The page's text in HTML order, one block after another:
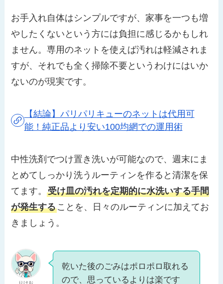
お手入れ自体はシンプルですが、家事を一つも増
やしたくないという方には負担に感じるかもしれ
ません。専用のネットを使えば汚れは軽減されま
すが、それでも全く掃除不要というわけにはいか
ないのが現実です。
【結論】パリパリキューのネットは代用可
能！純正品より安い100均網での運用術
中性洗剤でつけ置き洗いが可能なので、週末にま
とめてしっかり洗うルーティンを作ると清潔を保
てます。受け皿の汚れを定期的に水洗いする手間
が発生することを、日々のルーティンに加えてお
きましょう。
りけお
乾いた後のごみはポロポロ取れる
ので、思っているよりは楽です